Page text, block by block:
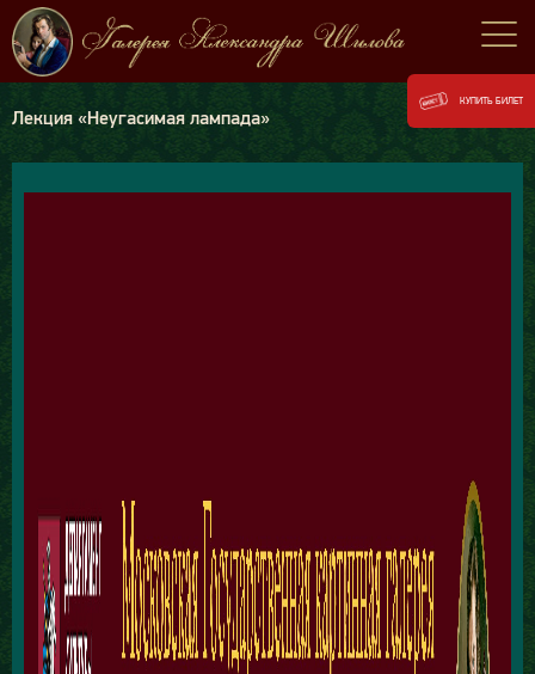
Лекция «Неугасимая лампада»
КУПИТЬ БИЛЕТ